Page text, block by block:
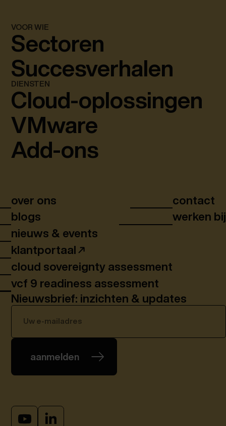
VOOR WIE
Sectoren
Succesverhalen
DIENSTEN
Cloud-oplossingen
VMware
Add-ons
over ons
blogs
nieuws & events
klantportaal
cloud sovereignty assessment
vcf 9 readiness assessment
contact
werken bij
Nieuwsbrief: inzichten & updates
aanmelden